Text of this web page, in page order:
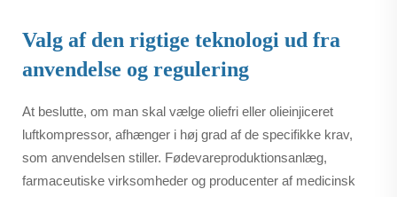
Valg af den rigtige teknologi ud fra
anvendelse og regulering
At beslutte, om man skal vælge oliefri eller olieinjiceret
luftkompressor, afhænger i høj grad af de specifikke krav,
som anvendelsen stiller. Fødevareproduktionsanlæg,
farmaceutiske virksomheder og producenter af medicinsk